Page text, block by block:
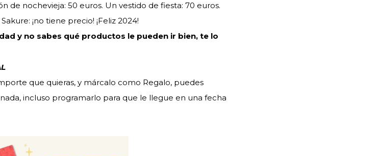
de nochevieja: 50 euros. Un vestido de fiesta: 70 euros.
¡no tiene precio! ¡Feliz 2024!
y no sabes qué productos le pueden ir bien, te lo
que quieras, y márcalo como Regalo, puedes
incluso programarlo para que le llegue en una fecha